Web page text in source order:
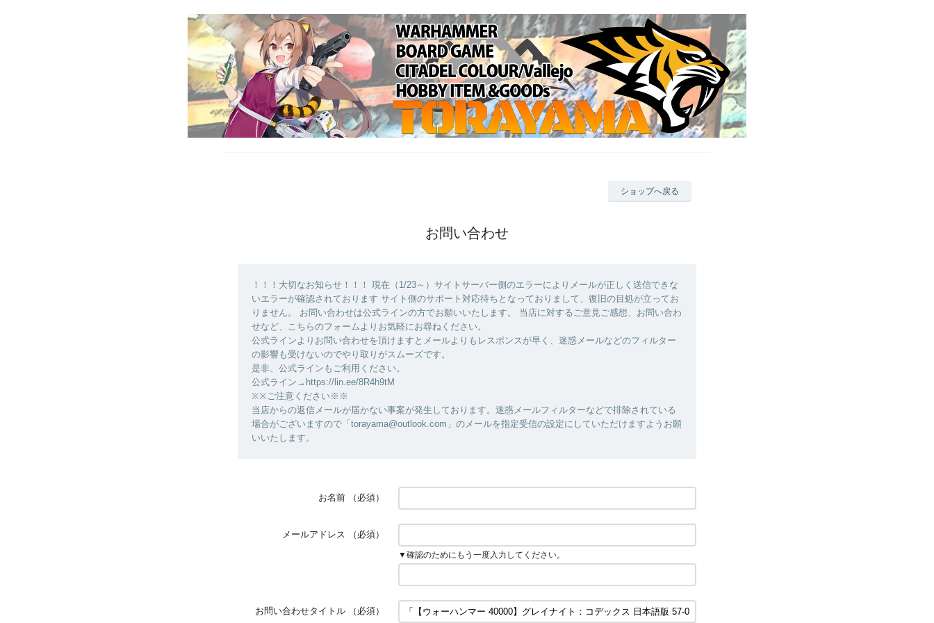
ショップへ戻る
お問い合わせ
！！！大切なお知らせ！！！ 現在（1/23～）サイトサーバー側のエラーによりメールが正しく送信できな
いエラーが確認されております サイト側のサポート対応待ちとなっておりまして、復旧の目処が立ってお
りません。 お問い合わせは公式ラインの方でお願いいたします。 当店に対するご意見ご感想、お問い合わ
せなど、こちらのフォームよりお気軽にお尋ねください。
公式ラインよりお問い合わせを頂けますとメールよりもレスポンスが早く、迷惑メールなどのフィルター
の影響も受けないのでやり取りがスムーズです。
是非、公式ラインもご利用ください。
公式ライン→https://lin.ee/8R4h9tM
※※ご注意ください※※
当店からの返信メールが届かない事案が発生しております。迷惑メールフィルターなどで排除されている
場合がございますので「torayama@outlook.com」のメールを指定受信の設定にしていただけますようお願
いいたします。
お名前 （必須）
メールアドレス （必須）
▼確認のためにもう一度入力してください。
お問い合わせタイトル （必須）